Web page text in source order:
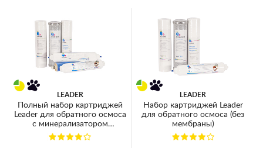
LEADER
Полный набор картриджей
Leader для обратного осмоса
с минерализатором
(мембрана 75GPD)
LEADER
Набор картриджей Leader
для обратного осмоса (без
мембраны)